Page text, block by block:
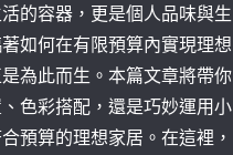
的容器，更是個人品味與生
如何在有限預算內實現理想
為此而生。本篇文章將帶你
色彩搭配，還是巧妙運用小
預算的理想家居。在這裡，